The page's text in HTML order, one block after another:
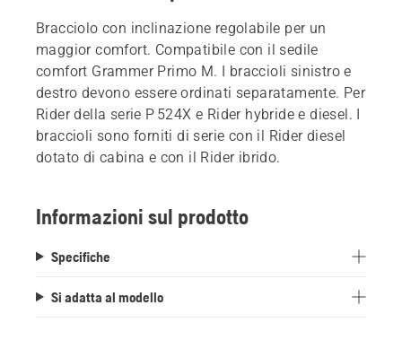
Bracciolo con inclinazione regolabile per un
maggior comfort. Compatibile con il sedile
comfort Grammer Primo M. I braccioli sinistro e
destro devono essere ordinati separatamente. Per
Rider della serie P 524X e Rider hybride e diesel. I
braccioli sono forniti di serie con il Rider diesel
dotato di cabina e con il Rider ibrido.
Informazioni sul prodotto
Specifiche
Si adatta al modello